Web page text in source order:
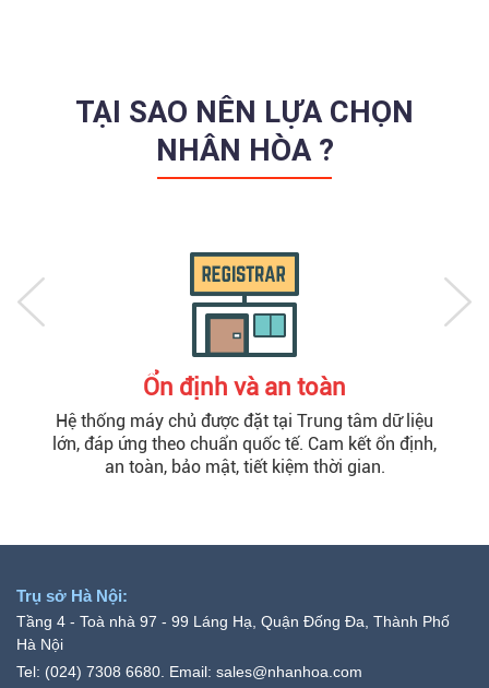
TẠI SAO NÊN LỰA CHỌN
NHÂN HÒA ?
Ổn định và an toàn
Hệ thống máy chủ được đặt tại Trung tâm dữ liệu
lớn, đáp ứng theo chuẩn quốc tế. Cam kết ổn định,
an toàn, bảo mật, tiết kiệm thời gian.
Trụ sở Hà Nội:
Tầng 4 - Toà nhà 97 - 99 Láng Hạ, Quận Đống Đa, Thành Phố
Hà Nội
Tel: (024) 7308 6680. Email: sales@nhanhoa.com